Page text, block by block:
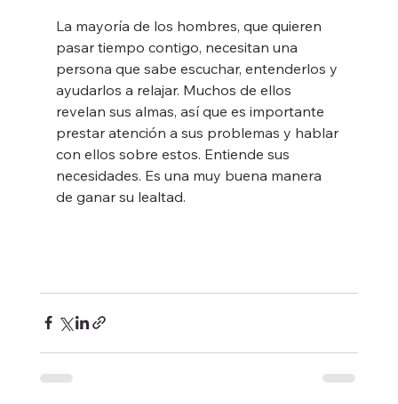
La mayoría de los hombres, que quieren
pasar tiempo contigo, necesitan una
persona que sabe escuchar, entenderlos y
ayudarlos a relajar. Muchos de ellos
revelan sus almas, así que es importante
prestar atención a sus problemas y hablar
con ellos sobre estos. Entiende sus
necesidades. Es una muy buena manera
de ganar su lealtad.